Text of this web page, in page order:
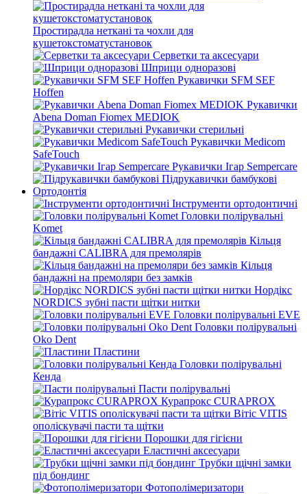
Простирадла неткані та чохли для
кушетокстоматустановок
Серветки та аксесуари
Шприци одноразові
Рукавички SFM SEF
Hoffen
Рукавички
Abena Doman Fiomex MEDIOK
Рукавички стерильні
Рукавички Medicom
SafeTouch
Рукавички Ігар Sempercare
Підрукавички бамбукові
Ортодонтія
Інструменти ортодонтичні
Головки полірувальні
Komet
Кільця
бандажні CALIBRA для премолярів
Кільця
бандажні на премоляри без замків
Нордікс
NORDICS зубні пасти щітки нитки
Головки полірувальні EVE
Головки полірувальні
Oko Dent
Пластини
Головки полірувальні
Кенда
Пасти полірувальні
Курапрокс CURAPROX
Вітіс VITIS
ополіскувачі пасти та щітки
Порошки для гігієни
Еластичні аксесуари
Трубки щічні замки
під бондинг
Фотополімеризатори